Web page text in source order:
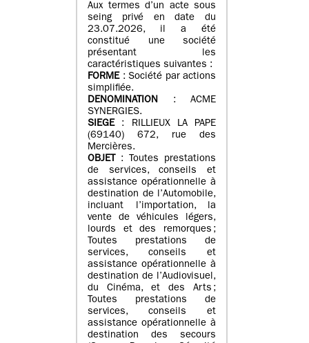
Aux termes d’un acte sous
seing privé en date du
23.07.2026, il a été
constitué une société
présentant les
caractéristiques suivantes :
FORME: Société par actions
simplifiée.
DENOMINATION : ACME
SYNERGIES.
SIEGE: RILLIEUX LA PAPE
(69140) 672, rue des
Mercières.
OBJET
: Toutes prestations
de services, conseils et
assistance opérationnelle à
destination de l’Automobile,
incluant l’importation, la
vente de véhicules légers,
lourds et des remorques ;
Toutes prestations de
services, conseils et
assistance opérationnelle à
destination de l’Audiovisuel,
du Cinéma, et des Arts ;
Toutes prestations de
services, conseils et
assistance opérationnelle à
destination des secours